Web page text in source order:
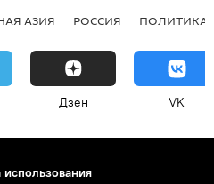
АЗИЯ РОССИЯ ПОЛИТИКА
Дзен VK
использования